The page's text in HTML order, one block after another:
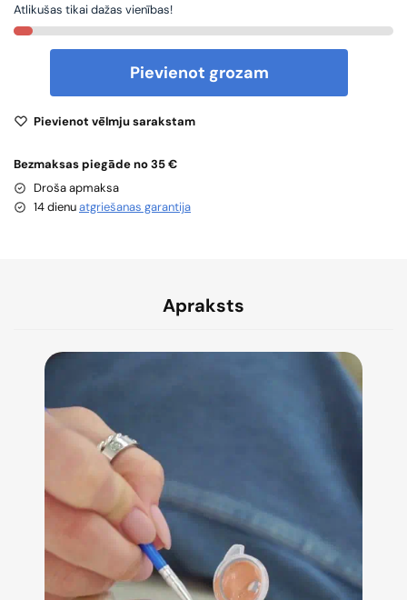
Atlikušas tikai dažas vienības!
Pievienot grozam
Pievienot vēlmju sarakstam
Bezmaksas piegāde no 35 €
Droša apmaksa
14 dienuatgriešanas garantija
Apraksts